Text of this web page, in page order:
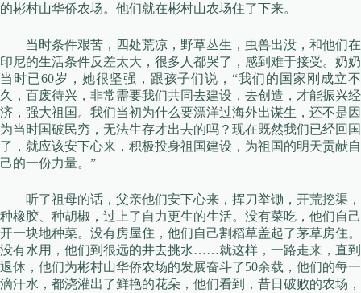
的彬村山华侨农场。他们就在彬村山农场住了下来。
当时条件艰苦，四处荒凉，野草丛生，虫兽出没，和他们在
印尼的生活条件反差太大，很多人都哭了，感到难于接受。奶奶
当时已60岁，她很坚强，跟孩子们说，“我们的国家刚成立不
久，百废待兴，非常需要我们共同去建设，去创造，才能振兴经
济，强大祖国。我们当初为什么要漂洋过海外出谋生，还不是因
为当时国破民穷，无法生存才出去的吗？现在既然我们已经回国
了，就应该安下心来，积极投身祖国建设，为祖国的明天贡献自
己的一份力量。”
听了祖母的话，父亲他们安下心来，挥刀举锄，开荒挖渠，
种橡胶、种胡椒，过上了自力更生的生活。没有菜吃，他们自己
开一块地种菜。没有房屋住，他们自己割稻草盖起了茅草房住。
没有水用，他们到很远的井去挑水……就这样，一路走来，直到
退休，他们为彬村山华侨农场的发展奋斗了50余载，他们的每一
滴汗水，都浇灌出了鲜艳的花朵，他们看到，昔日破败的农场，